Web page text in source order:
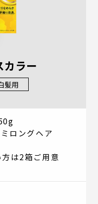
カラー
髪用
ロングヘア
は2箱ご用意